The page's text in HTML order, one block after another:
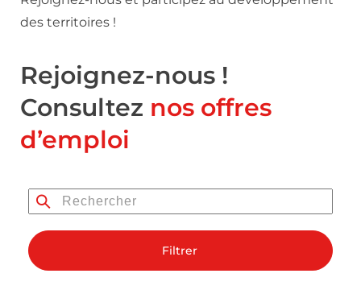
des territoires !
Rejoignez-nous !
Consultez nos offres
d’emploi
Filtrer